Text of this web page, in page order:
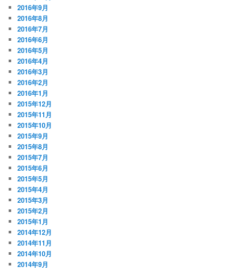
2016年9月
2016年8月
2016年7月
2016年6月
2016年5月
2016年4月
2016年3月
2016年2月
2016年1月
2015年12月
2015年11月
2015年10月
2015年9月
2015年8月
2015年7月
2015年6月
2015年5月
2015年4月
2015年3月
2015年2月
2015年1月
2014年12月
2014年11月
2014年10月
2014年9月